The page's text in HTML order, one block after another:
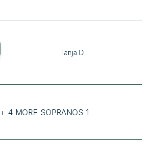
Tanja D
+ 4 MORE SOPRANOS 1